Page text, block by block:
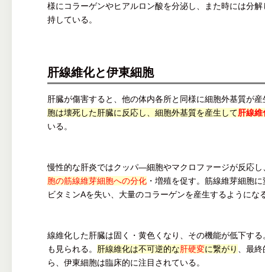
様にコラーゲンやヒアルロン酸を分泌し、また時には分
持している。
肝線維化と伊東細胞
肝臓が傷害すると、他の体内各所と同様に細胞外基質が
胞は壊死した肝臓に反応し、細胞外基質を産生して肝線維
いる。
慢性的な肝炎ではクッパ―細胞やマクロファージが反応
胞の筋線維芽細胞への分化 ・増殖を促す。筋線維芽細胞
ビタミンAを失い、大量のコラーゲンを産生するようにな
線維化した肝臓は固く・黄色くなり、その機能が低下す
も見られる。 肝線維化は不可逆的な肝硬変に繋がり
、最
ら、伊東細胞は臨床的に注目されている。